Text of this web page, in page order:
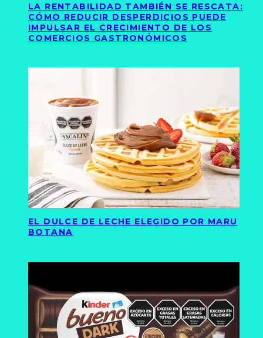
LA RENTABILIDAD TAMBIÉN SE RESCATA:
CÓMO REDUCIR DESPERDICIOS PUEDE
IMPULSAR EL CRECIMIENTO DE LOS
COMERCIOS GASTRONÓMICOS
EL DULCE DE LECHE ELEGIDO POR MARU
BOTANA